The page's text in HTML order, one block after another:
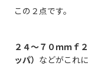
この２点です。
２４～７０ｍｍｆ
ッパ） などがこれ